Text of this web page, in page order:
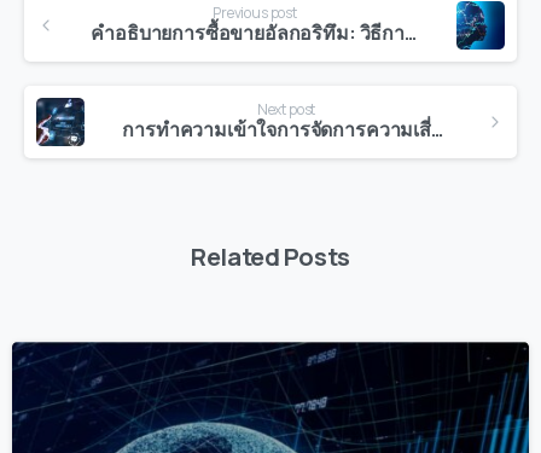
Reading
Previous post
คำอธิบายการซื้อขายอัลกอริทึม: วิธีการซื้อขายที่ชาญฉลาดในปี 2025
Next post
การทำความเข้าใจการจัดการความเสี่ยงในการซื้อขาย: กุญแจสำคัญสู่การลงทุนที่ชาญฉลาดยิ่งขึ้น
Related Posts
0